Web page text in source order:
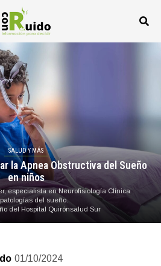
SALUD Y MÁS
la Apnea Obstructiva del Sueño
en niños
especialista en Neurofisiología Clínica
del sueño.
del Hospital Quirónsalud Sur
01/10/2024